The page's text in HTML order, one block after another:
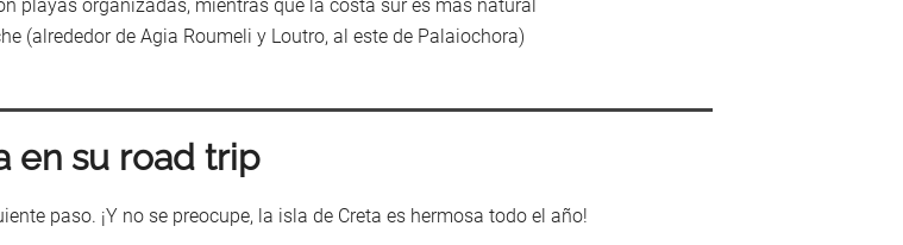
playas organizadas, mientras que la costa sur es más natural
(alrededor de Agia Roumeli y Loutro, al este de Palaiochora)
en su road trip
paso. ¡Y no se preocupe, la isla de Creta es hermosa todo el año!